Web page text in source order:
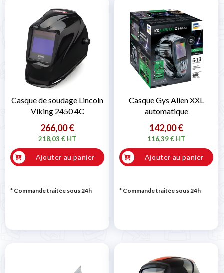
Casque de soudage Lincoln
Viking 2450 4C
266,00 €
218,03 € HT
Ajouter au panier
* Commande traitée sous 24h
Casque Gys Alien XXL
automatique
142,00 €
116,39 € HT
Ajouter au panier
* Commande traitée sous 24h